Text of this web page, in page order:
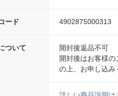
ード 4902875000313
ついて
開封後返品不可
開封後はお客様
の上、お申し込み